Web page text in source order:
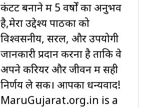
कंटेंट बनाने में 5 वर्षों का अनुभव
है,मेरा उद्देश्य पाठकों को
विश्वसनीय, सरल, और उपयोगी
जानकारी प्रदान करना है ताकि वे
अपने करियर और जीवन में सही
निर्णय ले सकें। आपका धन्यवाद!
MaruGujarat.org.in is a